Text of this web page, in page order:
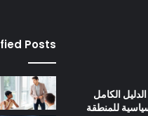
الكامل
للمنطقة
Posts